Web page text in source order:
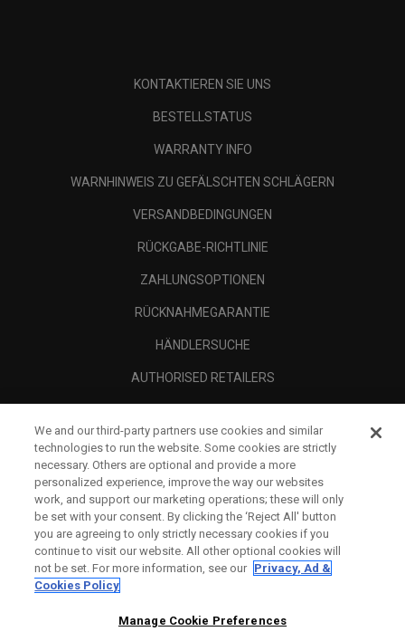
KONTAKTIEREN SIE UNS
BESTELLSTATUS
WARRANTY INFO
WARNHINWEIS ZU GEFÄLSCHTEN SCHLÄGERN
VERSANDBEDINGUNGEN
RÜCKGABE-RICHTLINIE
ZAHLUNGSOPTIONEN
RÜCKNAHMEGARANTIE
HÄNDLERSUCHE
AUTHORISED RETAILERS
UNTERNEHMENSPROFIL
RECHTLICHES-
We and our third-party partners use cookies and similar
technologies to run the website. Some cookies are strictly
necessary. Others are optional and provide a more
personalized experience, improve the way our websites
work, and support our marketing operations; these will only
be set with your consent. By clicking the ‘Reject All' button
you are agreeing to only strictly necessary cookies if you
continue to visit our website. All other optional cookies will
not be set. For more information, see our Privacy, Ad &
Cookies Policy
Manage Cookie Preferences